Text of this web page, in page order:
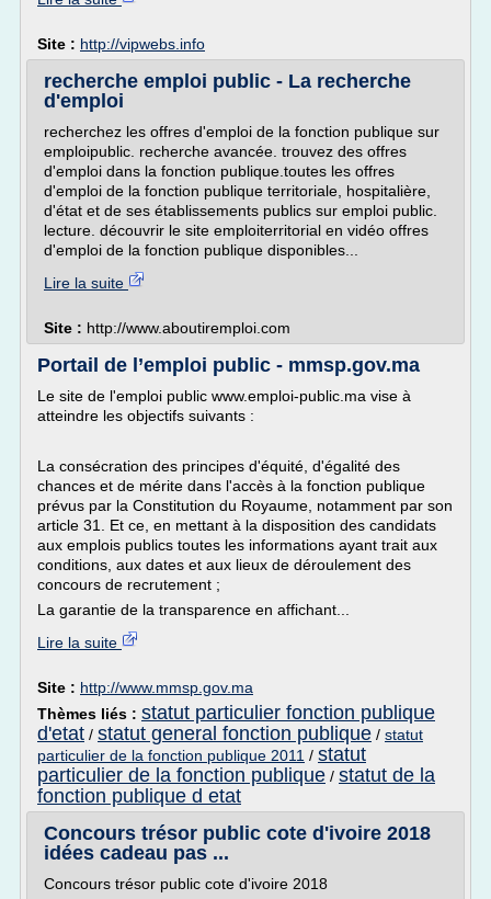
Site : http://vipwebs.info
recherche emploi public - La recherche
d'emploi
recherchez les offres d'emploi de la fonction publique sur
emploipublic. recherche avancée. trouvez des offres
d'emploi dans la fonction publique.toutes les offres
d'emploi de la fonction publique territoriale, hospitalière,
d'état et de ses établissements publics sur emploi public.
lecture. découvrir le site emploiterritorial en vidéo offres
d'emploi de la fonction publique disponibles...
Lire la suite
Site : http://www.aboutiremploi.com
Portail de l’emploi public - mmsp.gov.ma
Le site de l'emploi public www.emploi-public.ma vise à
atteindre les objectifs suivants :
La consécration des principes d'équité, d'égalité des
chances et de mérite dans l'accès à la fonction publique
prévus par la Constitution du Royaume, notamment par son
article 31. Et ce, en mettant à la disposition des candidats
aux emplois publics toutes les informations ayant trait aux
conditions, aux dates et aux lieux de déroulement des
concours de recrutement ;
La garantie de la transparence en affichant...
Lire la suite
Site : http://www.mmsp.gov.ma
Thèmes liés : statut particulier fonction publique
d'etat / statut general fonction publique / statut
particulier de la fonction publique 2011 / statut
particulier de la fonction publique / statut de la
fonction publique d etat
Concours trésor public cote d'ivoire 2018
idées cadeau pas ...
Concours trésor public cote d'ivoire 2018